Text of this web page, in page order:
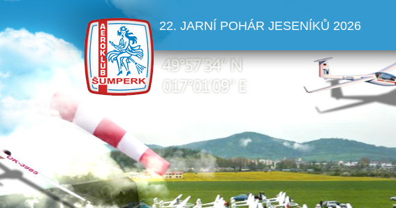
22. JARNÍ POHÁR JESENÍKŮ 2026